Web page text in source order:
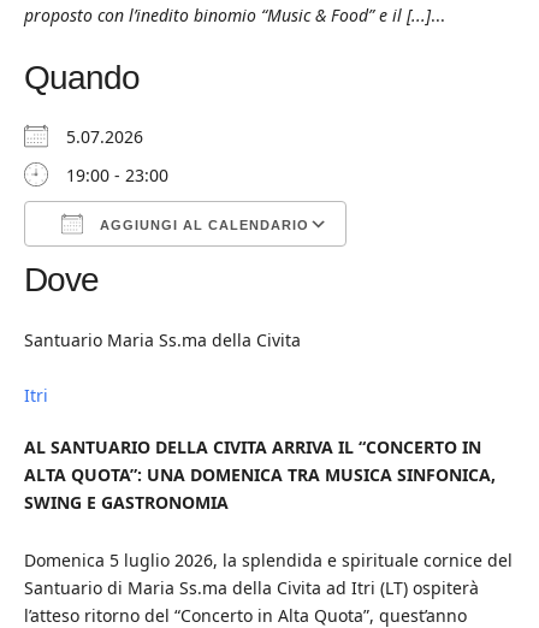
proposto con l’inedito binomio “Music & Food” e il [...]...
Quando
5.07.2026
19:00 - 23:00
AGGIUNGI AL CALENDARIO
Download ICS
Dove
Santuario Maria Ss.ma della Civita
Itri
AL SANTUARIO DELLA CIVITA ARRIVA IL “CONCERTO IN
ALTA QUOTA”: UNA DOMENICA TRA MUSICA SINFONICA,
SWING E GASTRONOMIA
Domenica 5 luglio 2026, la splendida e spirituale cornice del
Santuario di Maria Ss.ma della Civita ad Itri (LT) ospiterà
l’atteso ritorno del “Concerto in Alta Quota”, quest’anno